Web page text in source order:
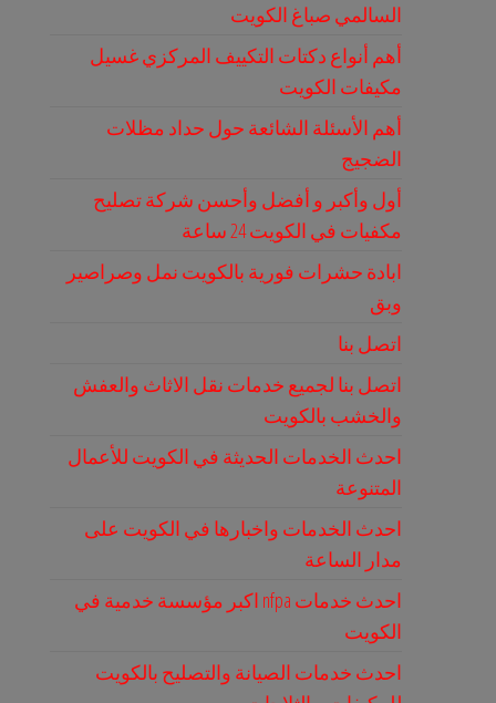
السالمي صباغ الكويت
أهم أنواع دكتات التكييف المركزي غسيل
مكيفات الكويت
أهم الأسئلة الشائعة حول حداد مظلات
الضجيج
أول وأكبر و أفضل وأحسن شركة تصليح
مكفيات في الكويت 24 ساعة
ابادة حشرات فورية بالكويت نمل وصراصير
وبق
اتصل بنا
اتصل بنا لجميع خدمات نقل الاثاث والعفش
والخشب بالكويت
احدث الخدمات الحديثة في الكويت للأعمال
المتنوعة
احدث الخدمات واخبارها في الكويت على
مدار الساعة
احدث خدمات nfpa اكبر مؤسسة خدمية في
الكويت
احدث خدمات الصيانة والتصليح بالكويت